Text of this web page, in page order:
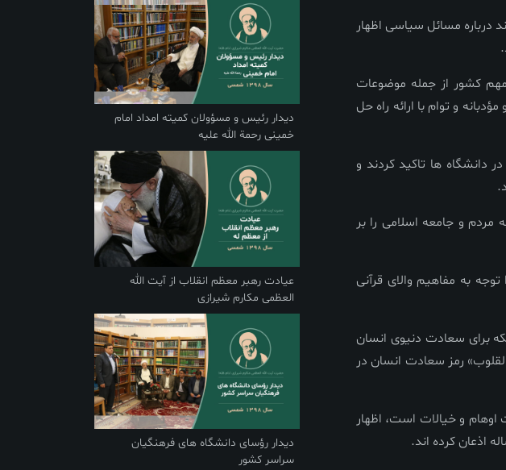
درباره مسائل سیاسی اظهار
مهم کشور از جمله موضوعات
و توام با ارائه راه حل
دانشگاه ها تاکید کردند و
و جامعه اسلامی را بر
به مفاهیم والای قرآنی
برای سعادت دنیوی انسان
القلوب» رمز سعادت انسان در
و خیالات است، اظهار
اذعان کرده اند.
دیدار رئیس و مسؤولان کمیته امداد امام
خمینی رحمة الله علیه
عیادت رهبر معظم انقلاب از آیت الله
العظمی مکارم شیرازی
دیدار رؤسای دانشگاه های فرهنگیان
سراسر کشور